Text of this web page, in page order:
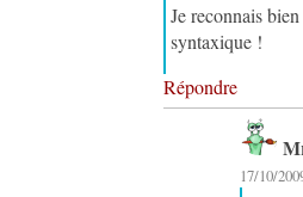
Je reconnais
syntaxique !
Répondre
17/10/